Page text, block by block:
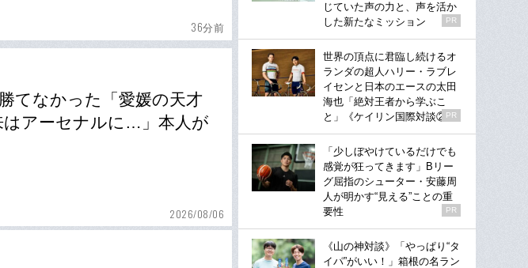
36分前
てなかった「愛媛の天才
はアーセナルに…」本人が
2026/08/06
じていた声の力と、声を活か
した新たなミッション
PR
世界の頂点に君臨し続けるオ
ランダの超人ハリー・ラブレ
イセンと日本のエースの太田
海也「絶対王者から学ぶこ
と」《ケイリン国際対談②》
PR
「少しぼやけているだけでも
感覚が狂ってきます」Bリー
グ屈指のシューター・安藤周
人が明かす“見える”ことの重
要性
PR
《山の神対談》「やっぱり“タ
イパ”がいい！」箱根の名ラン